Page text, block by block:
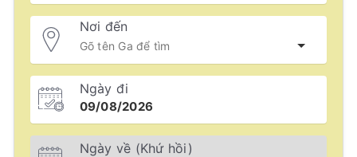
Nơi đến
Ngày đi
Ngày về (Khứ hồi)